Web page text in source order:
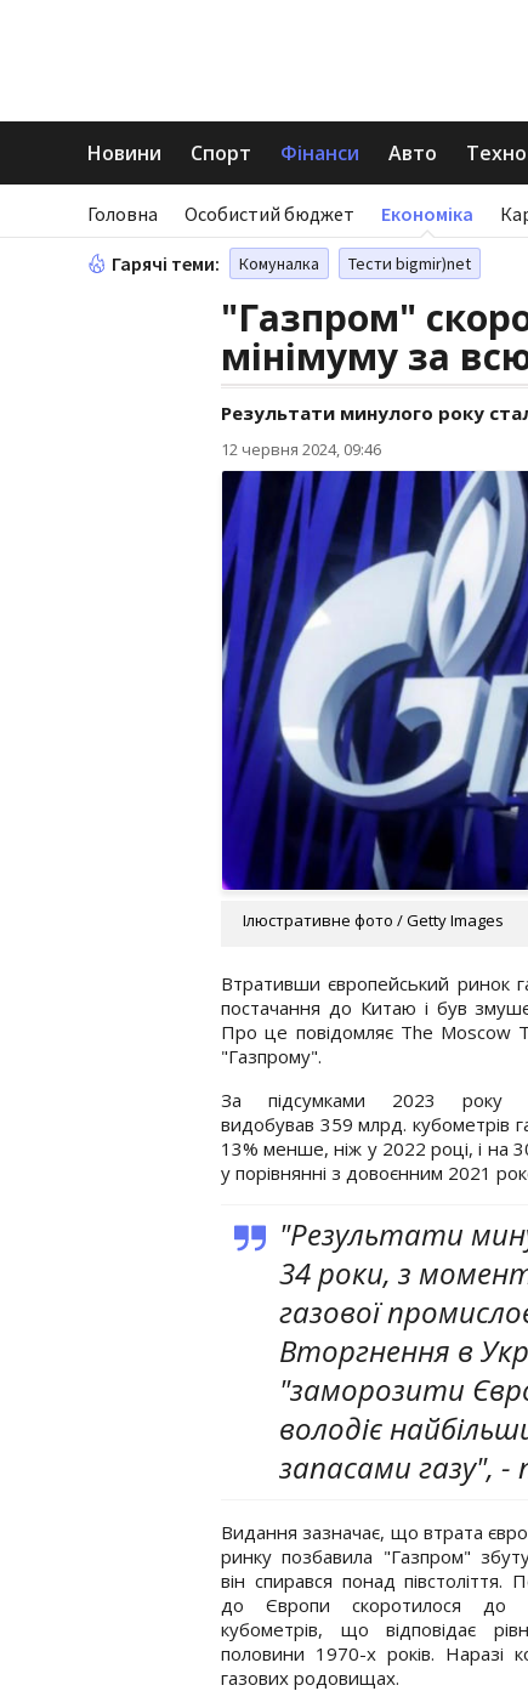
Новини Спорт Фінанси Авто Техно
Головна Особистий бюджет Економіка
Гарячі теми: Комуналка Тести bigmir)net
"Газпром"
мінімуму за
Результати минулого року
12 червня 2024, 09:46
Ілюстративне фото / Getty Images
Втративши європейський ринок
постачання до Китаю і був
Про це повідомляє The Moscow
"Газпрому".
За підсумками 2023 року
видобував 359 млрд. кубометрів
13% менше, ніж у 2022 році, і на
у порівнянні з довоєнним 2021
"Результати
34 роки, з
газової
Вторгнення в
"заморозити
володіє
запасами газу", -
Видання зазначає, що втрата
ринку позбавила "Газпром"
він спирався понад півстоліття.
до Європи скоротилося до
кубометрів, що відповідає
половини 1970-х років. Наразі
газових родовищах.